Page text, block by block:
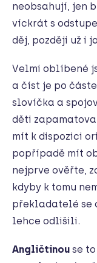
neobsahují, jen
víckrát s
děj, později už i
Velmi oblíbené
a číst je po
slovíčka a
děti
mít k dispozici
popřípadě mít
nejprve ověřte,
kdyby k tomu
překladatelé se
lehce odlišili.
Angličtinou se